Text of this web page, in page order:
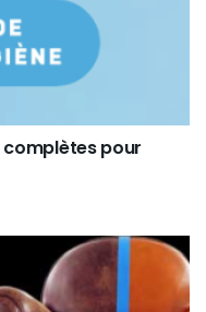
complètes pour